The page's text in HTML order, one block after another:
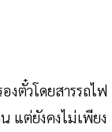
งตั๋วโดยสารรถไฟ
แต่ยังคงไม่เพียง